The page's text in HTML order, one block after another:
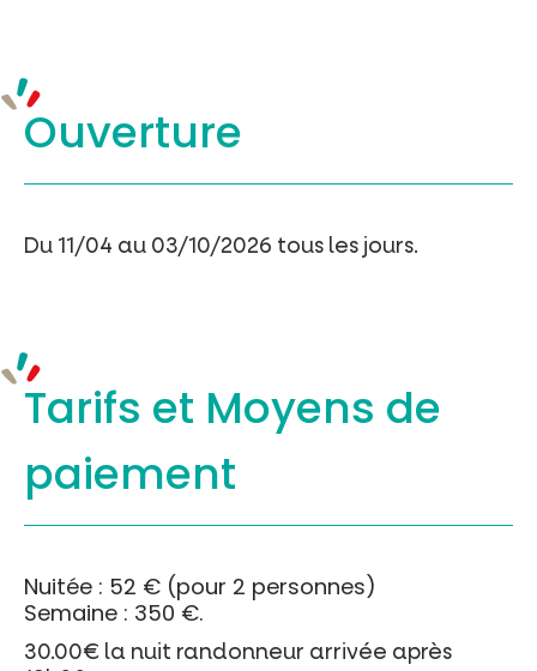
Ouverture
Du 11/04 au 03/10/2026 tous les jours.
Tarifs et Moyens de
paiement
Nuitée : 52 € (pour 2 personnes)
Semaine : 350 €.
30.00€ la nuit randonneur arrivée après